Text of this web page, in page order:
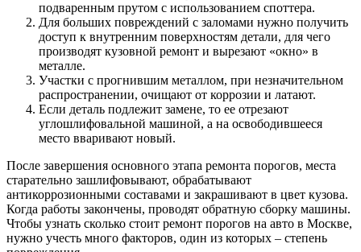
подваренным прутом с использованием споттера.
Для больших повреждений с заломами нужно получить
доступ к внутренним поверхностям детали, для чего
производят кузовной ремонт и вырезают «окно» в
металле.
Участки с прогнившим металлом, при незначительном
распространении, очищают от коррозии и латают.
Если деталь подлежит замене, то ее отрезают
углошлифовальной машиной, а на освободившееся
место вваривают новый.
После завершения основного этапа ремонта порогов, места
старательно зашлифовывают, обрабатывают
антикоррозионными составами и закрашивают в цвет кузова.
Когда работы закончены, проводят обратную сборку машины.
Чтобы узнать сколько стоит ремонт порогов на авто в Москве,
нужно учесть много факторов, один из которых – степень